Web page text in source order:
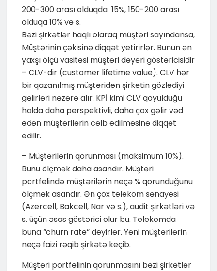
200-300 arası olduqda 15%, 150-200 arası
olduqa 10% və s.
Bəzi şirkətlər haqlı olaraq müştəri sayındansa,
Müştərinin çəkisinə diqqət yetirirlər. Bunun ən
yaxşı ölçü vasitəsi müştəri dəyəri göstəricisidir
– CLV-dir (customer lifetime value). CLV hər
bir qazanılmış müştəridən şirkətin gözlədiyi
gəlirləri nəzərə alır. KPİ kimi CLV qoyulduğu
halda daha perspektivli, daha çox gəlir vəd
edən müştərilərin cəlb edilməsinə diqqət
edilir.
– Müştərilərin qorunması (maksimum 10%).
Bunu ölçmək daha asandır. Müştəri
portfelində müştərilərin neçə % qorunduğunu
ölçmək asandır. Ən çox telekom sənayesi
(Azercell, Bakcell, Nar və s.), audit şirkətləri və
s. üçün əsas göstərici olur bu. Telekomda
buna “churn rate” deyirlər. Yəni müştərilərin
neçə faizi rəqib şirkətə keçib.
Müştəri portfelinin qorunmasını bəzi şirkətlər